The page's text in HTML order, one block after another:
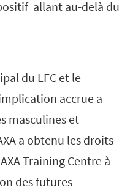
allant au-delà du
du LFC et le
accrue a
masculines et
a obtenu les droits
Training Centre à
des futures